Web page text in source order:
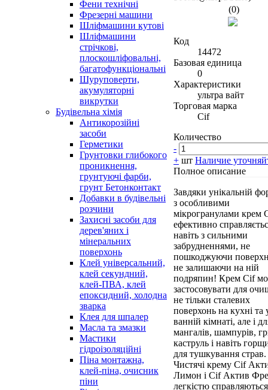
Фени технічні
Фрезерні машини
Шліфмашини кутові
Шліфмашини
стрічкові,
плоскошліфовальні,
багатофункціональні
Шуруповерти,
акумуляторні
викрутки
Будівельна хімія
Антикорозійні
засоби
Герметики
Грунтовки глибокого
проникнення,
грунтуючі фарби,
грунт Бетонконтакт
Добавки в будівельні
розчини
Захисні засоби для
дерев'яних і
мінеральних
поверхонь
Клей універсальний,
клей секундний,
клей-ПВА, клей
епоксидний, холодна
зварка
Клея для шпалер
Масла та змазки
Мастики
гідроізоляційні
Піна монтажна,
клей-піна, очисник
піни
(0)
Код
14472
Базовая единица
0
Характеристики
ультра вайт
Торговая марка
Cif
Количество
-
+ шт Наличие
Полное описание
Завдяки унікальній
з особливими
мікрогранулами крем
ефективно
навіть з сильними
забрудненнями, не
пошкоджуючи
не залишаючи на ній
подряпин! Крем Cif
застосовувати для
не тільки сталевих
поверхонь на кухні та
ванній кімнаті, але і
мангалів, шампурів,
каструль і навіть
для тушкування страв.
Чистячі крему Cif
Лимон і Cif Актив
легкістю